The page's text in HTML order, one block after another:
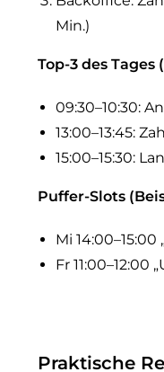
Min.)
Top-3 des Tages
09:30–10:30:
13:00–13:45:
15:00–15:30:
Puffer-Slots
Mi
Fr 11:00–12:00
Praktische